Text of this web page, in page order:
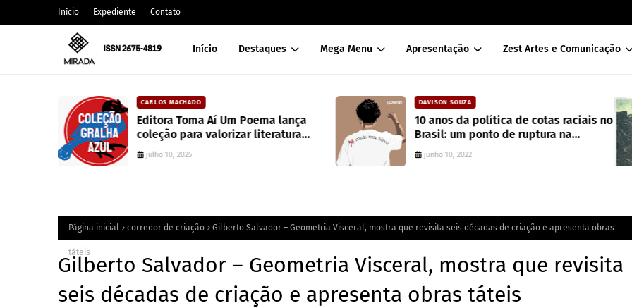
Início Expediente Contato
Início Destaques Mega Menu Apresentação Zest Artes e Comunicação
CARLOS MACHADO
Editora Toma Aí Um Poema lança
coleção para valorizar literatura
paranaense
julho 10, 2025
DAVISON SOUZA
10 anos da política de cotas raciais no
Brasil: um ponto de ruptura na
colonialidade
junho 10, 2022
Página inicial corredor de criação Gilberto Salvador – Geometria Visceral, mostra que revisita seis décadas de criação e apresenta obras
táteis
Gilberto Salvador – Geometria Visceral, mostra que revisita
seis décadas de criação e apresenta obras táteis